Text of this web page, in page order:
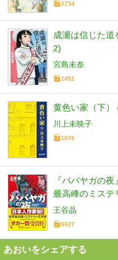
2734
成瀬は信じた道
2)
宮島未奈
1452
黄色い家（下）
川上未映子
1076
『ババヤガの
最高峰のミス
作家協会賞(ダ
1)
王谷晶
9927
あおいをシェアする